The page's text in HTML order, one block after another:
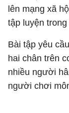
lên mạng xã
tập luyện
Bài tập yêu
hai chân trên
nhiều người
người chơi